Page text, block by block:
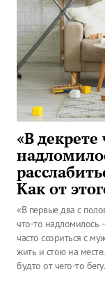
«В
Как от
«В первые два с
что-то надломилось
часто ссориться с
жить и стою на
будто от чего-то